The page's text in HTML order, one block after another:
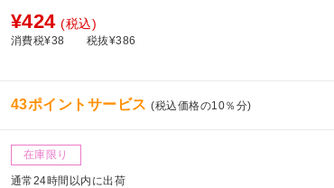
¥424 (税込)
消費税¥38 税抜¥386
43ポイントサービス(税込価格の10％分)
在庫限り
通常24時間以内に出荷